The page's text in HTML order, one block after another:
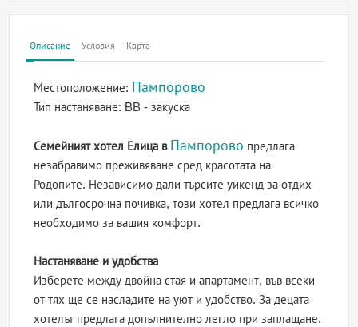
Описание Условия Карта
Местоположение: Пампорово
Тип настаняване: BB - закуска
Семейният хотел Елица в Пампорово предлага
незабравимо преживяване сред красотата на
Родопите. Независимо дали търсите уикенд за отдих
или дългосрочна почивка, този хотел предлага всичко
необходимо за вашия комфорт.
Настаняване и удобства
Изберете между двойна стая и апартамент, във всеки
от тях ще се насладите на уют и удобство. За децата
хотелът предлага допълнително легло при заплащане.